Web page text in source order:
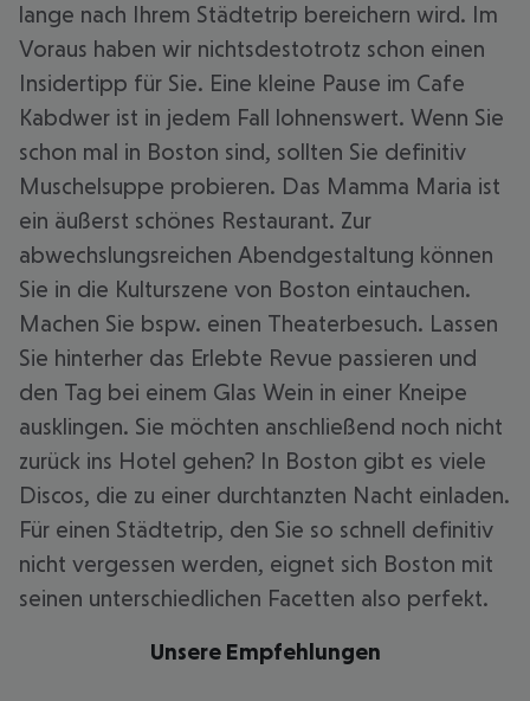
lange nach Ihrem Städtetrip bereichern wird. Im
Voraus haben wir nichtsdestotrotz schon einen
Insidertipp für Sie. Eine kleine Pause im Cafe
Kabdwer ist in jedem Fall lohnenswert. Wenn Sie
schon mal in Boston sind, sollten Sie definitiv
Muschelsuppe probieren. Das Mamma Maria ist
ein äußerst schönes Restaurant. Zur
abwechslungsreichen Abendgestaltung können
Sie in die Kulturszene von Boston eintauchen.
Machen Sie bspw. einen Theaterbesuch. Lassen
Sie hinterher das Erlebte Revue passieren und
den Tag bei einem Glas Wein in einer Kneipe
ausklingen. Sie möchten anschließend noch nicht
zurück ins Hotel gehen? In Boston gibt es viele
Discos, die zu einer durchtanzten Nacht einladen.
Für einen Städtetrip, den Sie so schnell definitiv
nicht vergessen werden, eignet sich Boston mit
seinen unterschiedlichen Facetten also perfekt.
Unsere Empfehlungen